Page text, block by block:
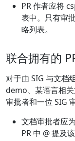
PR 作者应将
表中。只有审
略列表。
联合拥有的
对于由 SIG 与文档
demo、某语言相
审批者和一位 SIG
文档审批者应
PR 中 @ 提及